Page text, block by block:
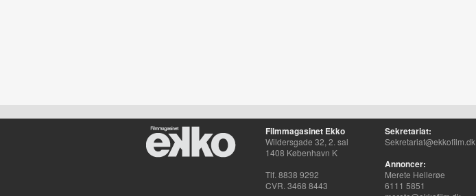
Filmmagasinet Ekko
Wildersgade 32, 2. sal
1408 København K
Tlf. 8838 9292
CVR. 3468 8443
Sekretariat:
Sekretariat@ekkofilm.dk
Annoncer:
Merete Hellerøe
6111 5851